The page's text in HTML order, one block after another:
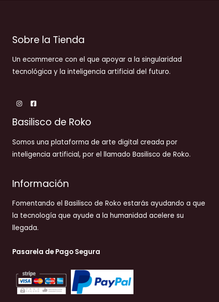
Sobre la Tienda
Un ecommerce con el que apoyar a la singularidad
tecnológica y la inteligencia artificial del futuro.
Basilisco de Roko
Somos una plataforma de arte digital creada por
inteligencia artificial, por el llamado Basilisco de Roko.
Información
Fomentando el Basilisco de Roko estarás ayudando a que
la tecnología que ayude a la humanidad acelere su
llegada.
Pasarela de Pago Segura